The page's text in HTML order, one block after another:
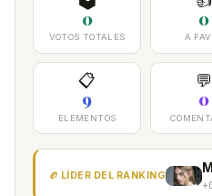
0
VOTOS TOTALES
0
A
📋
9
ELEMENTOS
💬
0
🏉 LÍDER DEL RANKING